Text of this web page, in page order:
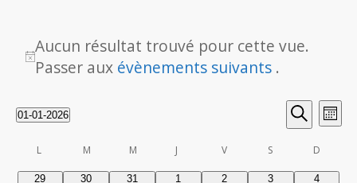
Évènements
Notice
Aucun résultat trouvé pour cette vue.
Passer aux évènements suivants .
Recherche
Mois
01-01-2026
une
date.
Calendrier
L
M
M
J Vvendredi Ssamedi
D
0
29
0
30
0
31
01
0
2
0
3
0
4